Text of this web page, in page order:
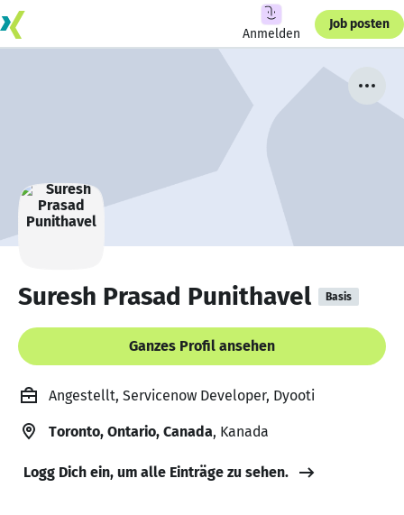
Anmelden
Job posten
Suresh Prasad Punithavel Basis
Ganzes Profil ansehen
Angestellt, Servicenow Developer, Dyooti
Toronto, Ontario, Canada, Kanada
Logg Dich ein, um alle Einträge zu sehen.